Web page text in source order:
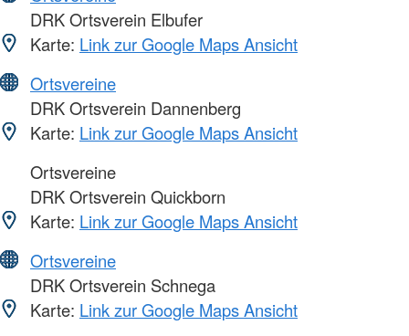
DRK Ortsverein Elbufer
Karte: Link zur Google Maps Ansicht
Ortsvereine
DRK Ortsverein Dannenberg
Karte: Link zur Google Maps Ansicht
Ortsvereine
DRK Ortsverein Quickborn
Karte: Link zur Google Maps Ansicht
Ortsvereine
DRK Ortsverein Schnega
Karte: Link zur Google Maps Ansicht